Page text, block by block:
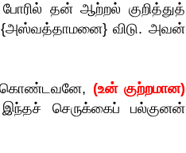
தன் ஆற்றல் குறித்துத்
{அஸ்வத்தாமனை} விடு. அவன்
கொண்டவனே, (உன் குற்றமான)
இந்தச் செருக்கைப் பல்குனன்